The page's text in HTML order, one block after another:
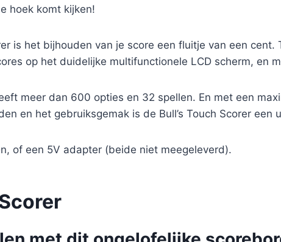
hoek komt kijken!
is het bijhouden van je score een fluitje van een
op het duidelijke multifunctionele LCD scherm, en
meer dan 600 opties en 32 spellen. En met een
en het gebruiksgemak is de Bull’s Touch Scorer
of een 5V adapter (beide niet meegeleverd).